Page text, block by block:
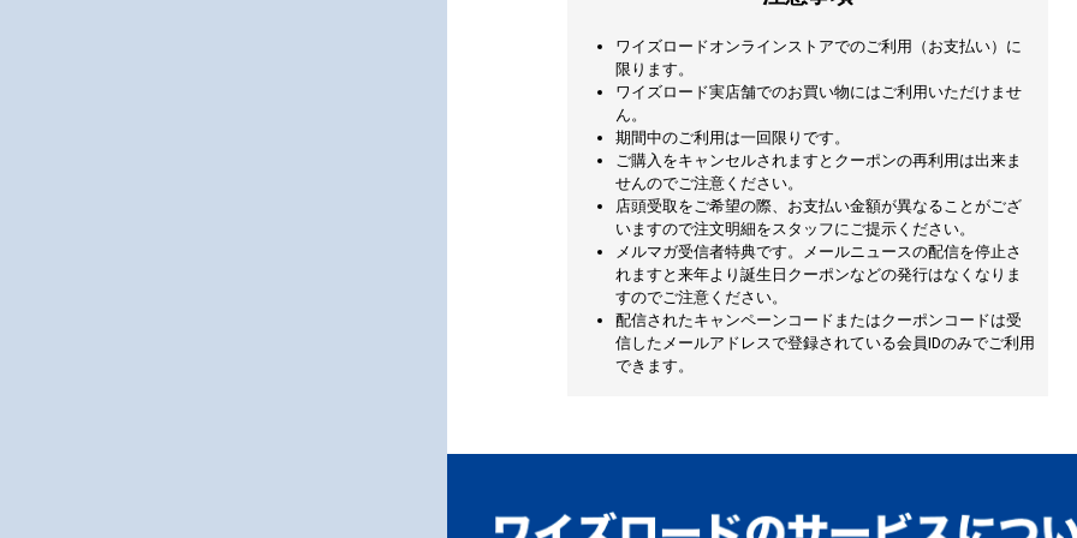
ワイズロードオンラインストアでのご利用（お支払い）に
限ります。
ワイズロード実店舗でのお買い物にはご利用いただけませ
ん。
期間中のご利用は一回限りです。
ご購入をキャンセルされますとクーポンの再利用は出来ま
せんのでご注意ください。
店頭受取をご希望の際、お支払い金額が異なることがござ
いますので注文明細をスタッフにご提示ください。
メルマガ受信者特典です。メールニュースの配信を停止さ
れますと来年より誕生日クーポンなどの発行はなくなりま
すのでご注意ください。
配信されたキャンペーンコードまたはクーポンコードは受
信したメールアドレスで登録されている会員IDのみでご利用
できます。